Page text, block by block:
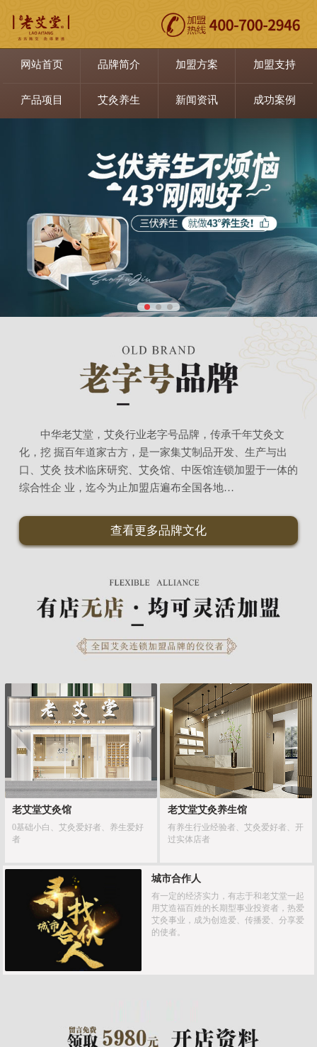
网站首页 品牌简介 加盟方案 加盟支持
产品项目 艾灸养生 新闻资讯 成功案例
中华老艾堂，艾灸行业老字号品牌，传承千年艾灸文
化，挖 掘百年道家古方，是一家集艾制品开发、生产与出
口、艾灸 技术临床研究、艾灸馆、中医馆连锁加盟于一体的
综合性企 业，迄今为止加盟店遍布全国各地…
查看更多品牌文化
老艾堂艾灸馆
0基础小白、艾灸爱好者、养生爱好
者
老艾堂艾灸养生馆
有养生行业经验者、艾灸爱好者、开
过实体店者
城市合作人
有一定的经济实力，有志于和老艾堂一起
用艾造福百姓的长期型事业投资者，热爱
艾灸事业，成为创造爱、传播爱、分享爱
的使者。